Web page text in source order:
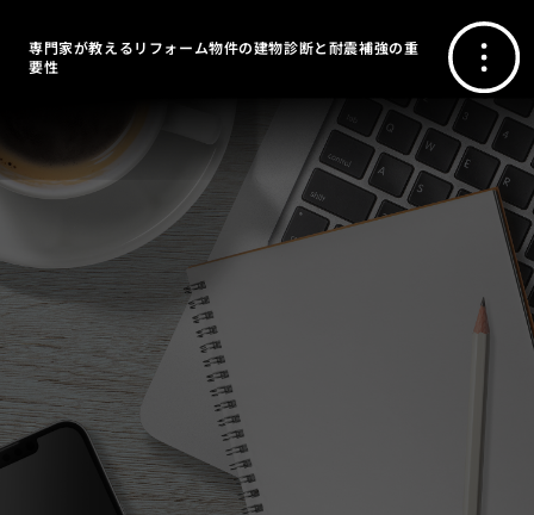
専門家が教えるリフォーム物件の建物診断と耐震補強の重
要性